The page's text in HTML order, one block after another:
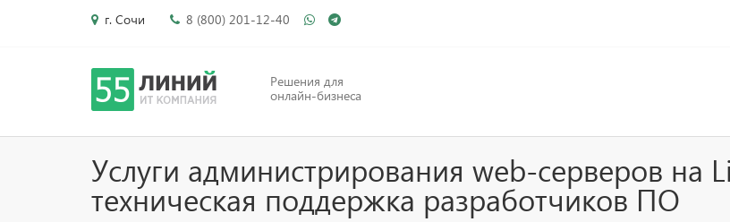
г. Сочи 8 (800) 201-12-40
Решения для
онлайн-бизнеса
Услуги администрирования web-серверов на
техническая поддержка разработчиков ПО